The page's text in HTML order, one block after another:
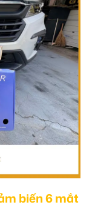
biến 6 mắt